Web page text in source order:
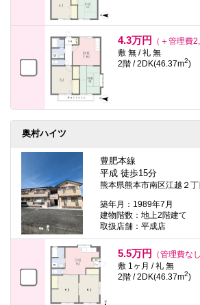
4.3万円
（＋管理費
敷 無 / 礼 無
2階 / 2DK(46.37m2)
奥村ハイツ
豊肥本線
平成 徒歩15分
熊本県熊本市南区江越２
築年月：1989年7月
建物階数：地上2階建て
取扱店舗：平成店
5.5万円
（管理費なし
敷 1ヶ月 / 礼 無
2階 / 2DK(46.37m2)